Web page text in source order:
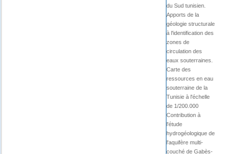
du Sud tunisien.
Apports de la
géologie structurale
à l'identification des
zones de
circulation des
eaux souterraines.
Carte des
ressources en eau
souterraine de la
Tunisie à l'échelle
de 1/200.000
Contribution à
l'étude
hydrogéologique de
l'aquifère multi-
couché de Gabès-